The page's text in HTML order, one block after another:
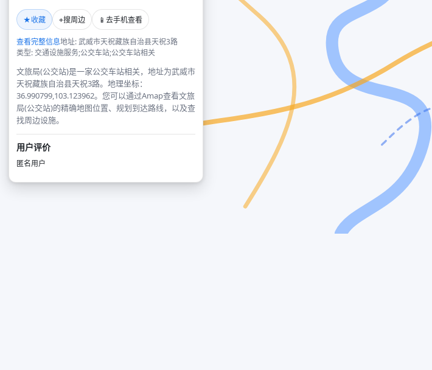
★收藏 ⌖搜周边 📱 去手机查看
查看完整信息地址: 武威市天祝藏族自治县天祝3路
类型: 交通设施服务;公交车站;公交车站相关
文旅局(公交站)是一家公交车站相关，地址为武威市
天祝藏族自治县天祝3路。地理坐标：
36.990799,103.123962。您可以通过Amap查看文旅
局(公交站)的精确地图位置、规划到达路线，以及查
找周边设施。
用户评价
匿名用户